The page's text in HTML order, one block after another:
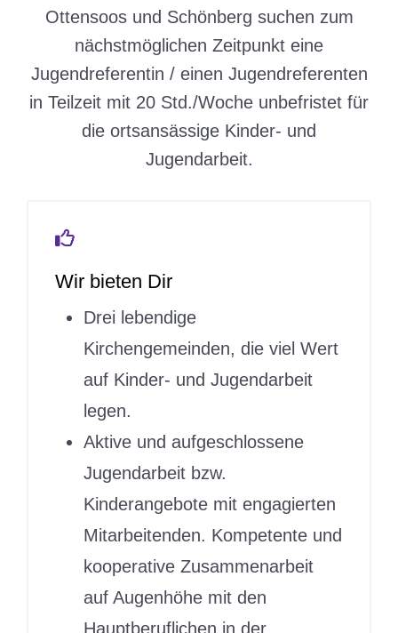
Ottensoos und Schönberg suchen zum
nächstmöglichen Zeitpunkt eine
Jugendreferentin / einen Jugendreferenten
in Teilzeit mit 20 Std./Woche unbefristet für
die ortsansässige Kinder- und
Jugendarbeit.
Wir bieten Dir
Drei lebendige
Kirchengemeinden, die viel Wert
auf Kinder- und Jugendarbeit
legen.
Aktive und aufgeschlossene
Jugendarbeit bzw.
Kinderangebote mit engagierten
Mitarbeitenden. Kompetente und
kooperative Zusammenarbeit
auf Augenhöhe mit den
Hauptberuflichen in der